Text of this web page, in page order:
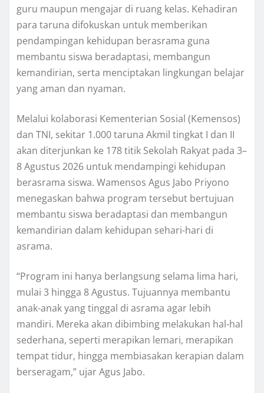
guru maupun mengajar di ruang kelas. Kehadiran
para taruna difokuskan untuk memberikan
pendampingan kehidupan berasrama guna
membantu siswa beradaptasi, membangun
kemandirian, serta menciptakan lingkungan belajar
yang aman dan nyaman.
Melalui kolaborasi Kementerian Sosial (Kemensos)
dan TNI, sekitar 1.000 taruna Akmil tingkat I dan II
akan diterjunkan ke 178 titik Sekolah Rakyat pada 3–
8 Agustus 2026 untuk mendampingi kehidupan
berasrama siswa. Wamensos Agus Jabo Priyono
menegaskan bahwa program tersebut bertujuan
membantu siswa beradaptasi dan membangun
kemandirian dalam kehidupan sehari-hari di
asrama.
“Program ini hanya berlangsung selama lima hari,
mulai 3 hingga 8 Agustus. Tujuannya membantu
anak-anak yang tinggal di asrama agar lebih
mandiri. Mereka akan dibimbing melakukan hal-hal
sederhana, seperti merapikan lemari, merapikan
tempat tidur, hingga membiasakan kerapian dalam
berseragam,” ujar Agus Jabo.